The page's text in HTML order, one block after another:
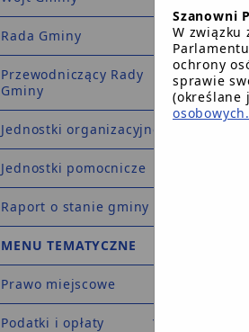
Rada Gminy
Przewodniczący Rady
Gminy
Jednostki organizacyjne
Jednostki pomocnicze
Raport o stanie gminy
MENU TEMATYCZNE
Prawo miejscowe
Podatki i opłaty
w
Na
Szanowni
W związku
ochrony
sprawie
(określane
osobowych.